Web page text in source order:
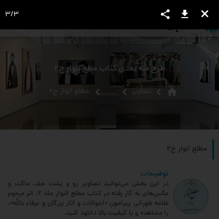
view_headline
طرح سه بعدی کتاب مطع انوار ج2
home تصاویر ... مطلع انوار ج2
مطلع انوار ج2
توضیحات
در این بخش می‌توانید تصاویر رو و پشت جلد، ماکت و
عکس‌های به کار رفته در کتاب مطلع النوار جلد 2‏، اثر مرحوم
علامه طهرانی پیرامون «احوالات و آثار بزرگان و عرفاء بالله»،
را مشاهده و با کیفیت بالا دانلود کنید.
close
download
share
3/3